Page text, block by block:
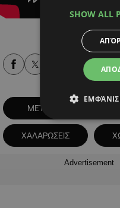
ΜΕΤΡΑ
ΧΑΛΑΡΩΣΕΙΣ
Advertisement
SHOW ALL